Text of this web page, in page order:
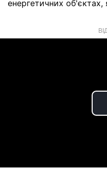
енергетичних об'єктах,